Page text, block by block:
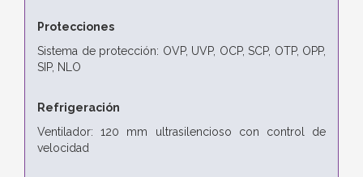
Protecciones
Sistema de protección: OVP, UVP, OCP, SCP, OTP, OPP,
SIP, NLO
Refrigeración
Ventilador: 120 mm ultrasilencioso con control de
velocidad